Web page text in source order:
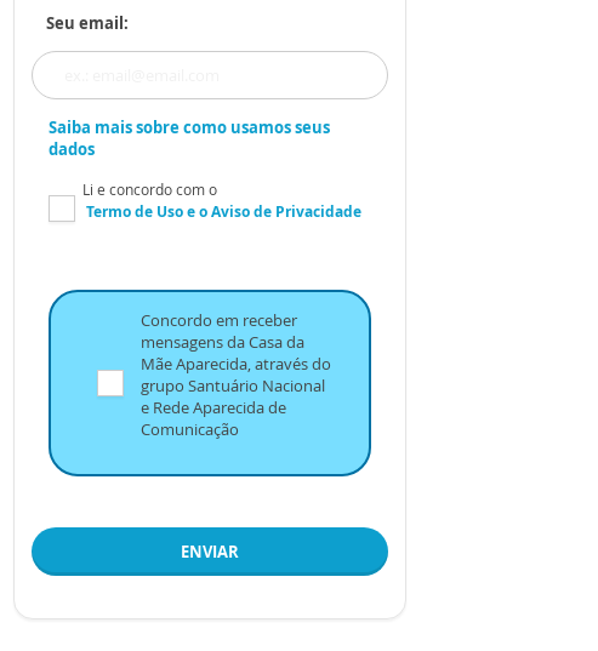
Seu email:
Saiba mais sobre como usamos seus
dados
Li e concordo com o
Termo de Usoe oAviso de Privacidade
Concordo em receber
mensagens da Casa da
Mãe Aparecida, através do
grupo Santuário Nacional
e Rede Aparecida de
Comunicação
ENVIAR